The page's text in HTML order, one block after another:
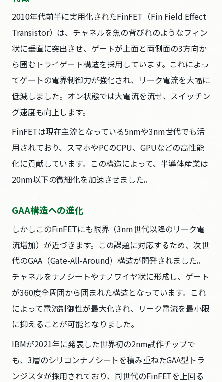
2010年代前半に実用化されたFinFET（Fin Field Effect
Transistor）は、チャネルを魚の背びれのようなフィン
状に垂直に突出させ、ゲートが上面と両側面の3方向か
ら囲むトライゲート構造を採用しています。これによっ
てゲートの電界制御力が強化され、リーク電流を大幅に
低減しました。オン状態では大電流を流せ、スイッチン
グ速度も向上します。
FinFETは現在主流となっている5nmや3nm世代でも活
用されており、スマホやPCのCPU、GPUなどの高性能
化に貢献しています。この構造によって、半導体産業は
20nm以下の微細化を加速させました。
GAA構造への進化
しかしこのFinFETにも限界（3nm世代以降のリーク電
流増加）が近づきます。この課題に対応するため、次世
代のGAA（Gate-All-Around）構造が開発されました。
チャネルをナノシートやナノワイヤ状に形成し、ゲート
が360度全周囲から囲まれた構造となっています。これ
によって電流制御性が最大化され、リーク電流を最小限
に抑えることが可能となりました。
IBMが2021年に発表した世界初の2nm試作チップで
も、3層のシリコンナノシートを積み重ねたGAA型トラ
ンジスタが採用されており、同世代のFinFETを上回る